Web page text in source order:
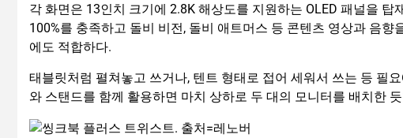
각 화면은 13인치 크기에 2.8K 해상도를 지원하는 OLED 패널을
100%를 충족하고 돌비 비전, 돌비 애트머스 등 콘텐츠 영상과 음
에도 적합하다.
태블릿처럼 펼쳐놓고 쓰거나, 텐트 형태로 접어 세워서 쓰는 등 필
와 스탠드를 함께 활용하면 마치 상하로 두 대의 모니터를 배치한